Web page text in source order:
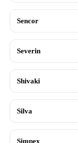
Sencor
Severin
Shivaki
Silva
Simpex